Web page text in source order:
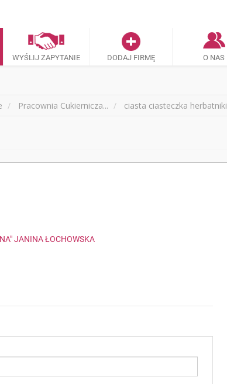
WYŚLIJ ZAPYTANIE DODAJ FIRMĘ O NAS
Pracownia Cukiernicza... ciasta ciasteczka herbatniki
JANINA ŁOCHOWSKA